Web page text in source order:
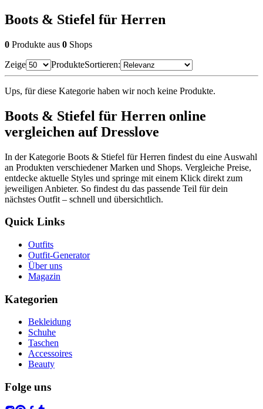
Boots & Stiefel für Herren
0 Produkte aus 0 Shops
Zeige
ProdukteSortieren:
Ups, für diese Kategorie haben wir noch keine Produkte.
Boots & Stiefel für Herren online
vergleichen auf Dresslove
In der Kategorie Boots & Stiefel für Herren findest du eine Auswahl
an Produkten verschiedener Marken und Shops. Vergleiche Preise,
entdecke aktuelle Styles und springe mit einem Klick direkt zum
jeweiligen Anbieter. So findest du das passende Teil für dein
nächstes Outfit – schnell und übersichtlich.
Quick Links
Outfits
Outfit-Generator
Über uns
Magazin
Kategorien
Bekleidung
Schuhe
Taschen
Accessoires
Beauty
Folge uns